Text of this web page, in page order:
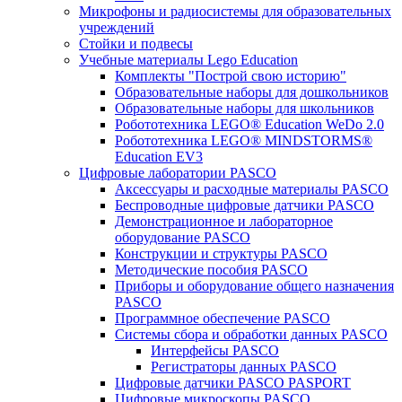
Микрофоны и радиосистемы для образовательных
учреждений
Стойки и подвесы
Учебные материалы Lego Education
Комплекты "Построй свою историю"
Образовательные наборы для дошкольников
Образовательные наборы для школьников
Робототехника LEGO® Education WeDo 2.0
Робототехника LEGO® MINDSTORMS®
Education EV3
Цифровые лаборатории PASCO
Аксессуары и расходные материалы PASCO
Беспроводные цифровые датчики PASCO
Демонстрационное и лабораторное
оборудование PASCO
Конструкции и структуры PASCO
Методические пособия PASCO
Приборы и оборудование общего назначения
PASCO
Программное обеспечение PASCO
Системы сбора и обработки данных PASCO
Интерфейсы PASCO
Регистраторы данных PASCO
Цифровые датчики PASCO PASPORT
Цифровые микроскопы PASCO